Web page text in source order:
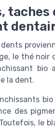
taches
le thé noir
bio
la dent.
des
le